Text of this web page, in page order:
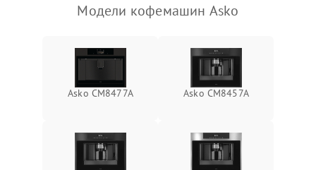
Модели кофемашин Asko
Asko CM8477A Asko CM8457A